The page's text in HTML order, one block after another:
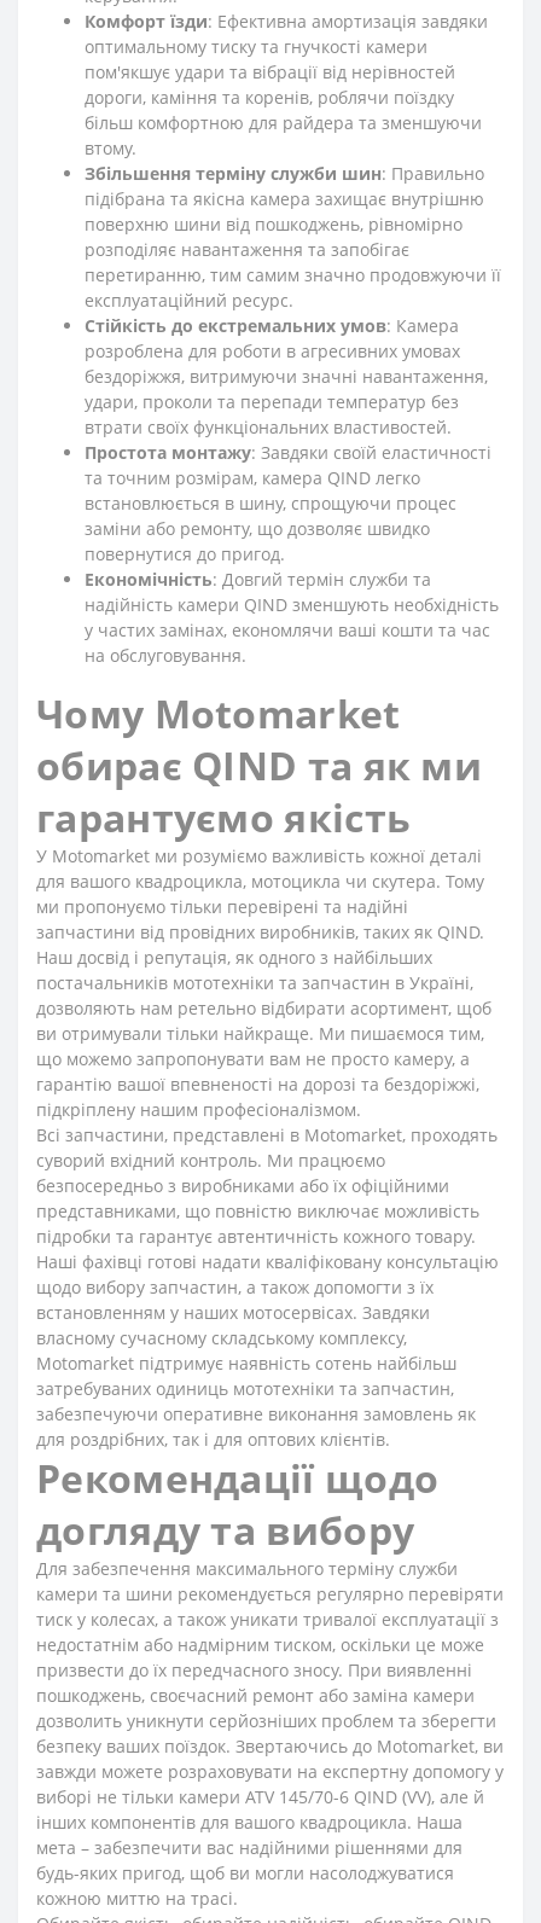
Комфорт їзди: Ефективна амортизація завдяки
оптимальному тиску та гнучкості камери
пом'якшує удари та вібрації від нерівностей
дороги, каміння та коренів, роблячи поїздку
більш комфортною для райдера та зменшуючи
втому.
Збільшення терміну служби шин: Правильно
підібрана та якісна камера захищає внутрішню
поверхню шини від пошкоджень, рівномірно
розподіляє навантаження та запобігає
перетиранню, тим самим значно продовжуючи її
експлуатаційний ресурс.
Стійкість до екстремальних умов: Камера
розроблена для роботи в агресивних умовах
бездоріжжя, витримуючи значні навантаження,
удари, проколи та перепади температур без
втрати своїх функціональних властивостей.
Простота монтажу: Завдяки своїй еластичності
та точним розмірам, камера QIND легко
встановлюється в шину, спрощуючи процес
заміни або ремонту, що дозволяє швидко
повернутися до пригод.
Економічність: Довгий термін служби та
надійність камери QIND зменшують необхідність
у частих замінах, економлячи ваші кошти та час
на обслуговування.
Чому Motomarket
обирає QIND та як ми
гарантуємо якість
У Motomarket ми розуміємо важливість кожної деталі
для вашого квадроцикла, мотоцикла чи скутера. Тому
ми пропонуємо тільки перевірені та надійні
запчастини від провідних виробників, таких як QIND.
Наш досвід і репутація, як одного з найбільших
постачальників мототехніки та запчастин в Україні,
дозволяють нам ретельно відбирати асортимент, щоб
ви отримували тільки найкраще. Ми пишаємося тим,
що можемо запропонувати вам не просто камеру, а
гарантію вашої впевненості на дорозі та бездоріжжі,
підкріплену нашим професіоналізмом.
Всі запчастини, представлені в Motomarket, проходять
суворий вхідний контроль. Ми працюємо
безпосередньо з виробниками або їх офіційними
представниками, що повністю виключає можливість
підробки та гарантує автентичність кожного товару.
Наші фахівці готові надати кваліфіковану консультацію
щодо вибору запчастин, а також допомогти з їх
встановленням у наших мотосервісах. Завдяки
власному сучасному складському комплексу,
Motomarket підтримує наявність сотень найбільш
затребуваних одиниць мототехніки та запчастин,
забезпечуючи оперативне виконання замовлень як
для роздрібних, так і для оптових клієнтів.
Рекомендації щодо
догляду та вибору
Для забезпечення максимального терміну служби
камери та шини рекомендується регулярно перевіряти
тиск у колесах, а також уникати тривалої експлуатації з
недостатнім або надмірним тиском, оскільки це може
призвести до їх передчасного зносу. При виявленні
пошкоджень, своєчасний ремонт або заміна камери
дозволить уникнути серйозніших проблем та зберегти
безпеку ваших поїздок. Звертаючись до Motomarket, ви
завжди можете розраховувати на експертну допомогу у
виборі не тільки камери ATV 145/70-6 QIND (VV), але й
інших компонентів для вашого квадроцикла. Наша
мета – забезпечити вас надійними рішеннями для
будь-яких пригод, щоб ви могли насолоджуватися
кожною миттю на трасі.